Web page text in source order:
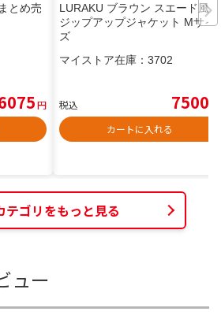
とめ売
円
LURAKU ブラウン スエード風
ジップアップジャケット Mサイ
ズ
マイストア在庫： 3702
税込 7500
カートに入れる
テゴリをもっと見る
ュー